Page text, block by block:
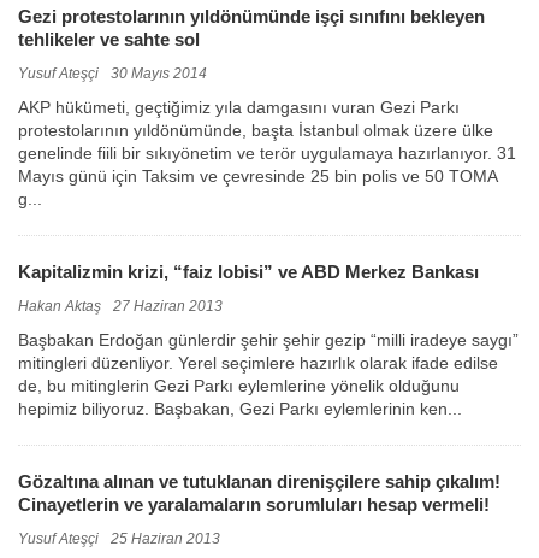
Gezi protestolarının yıldönümünde işçi sınıfını bekleyen
tehlikeler ve sahte sol
Yusuf Ateşçi 30 Mayıs 2014
AKP hükümeti, geçtiğimiz yıla damgasını vuran Gezi Parkı
protestolarının yıldönümünde, başta İstanbul olmak üzere ülke
genelinde fiili bir sıkıyönetim ve terör uygulamaya hazırlanıyor. 31
Mayıs günü için Taksim ve çevresinde 25 bin polis ve 50 TOMA
g...
Kapitalizmin krizi, “faiz lobisi” ve ABD Merkez Bankası
Hakan Aktaş 27 Haziran 2013
Başbakan Erdoğan günlerdir şehir şehir gezip “milli iradeye saygı”
mitingleri düzenliyor. Yerel seçimlere hazırlık olarak ifade edilse
de, bu mitinglerin Gezi Parkı eylemlerine yönelik olduğunu
hepimiz biliyoruz. Başbakan, Gezi Parkı eylemlerinin ken...
Gözaltına alınan ve tutuklanan direnişçilere sahip çıkalım!
Cinayetlerin ve yaralamaların sorumluları hesap vermeli!
Yusuf Ateşçi 25 Haziran 2013